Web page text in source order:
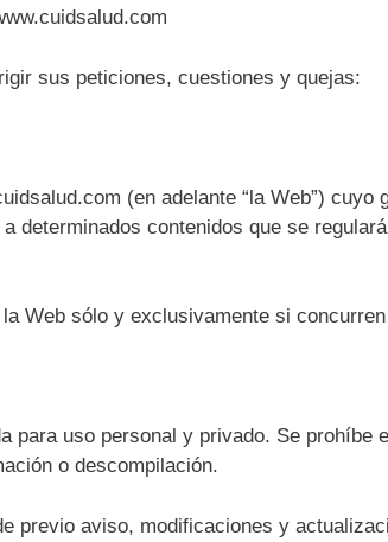
sus peticiones, cuestiones y quejas:
(en adelante “la Web”) cuyo
determinados contenidos que se
Web sólo y exclusivamente si
uso personal y privado. Se prohíbe
o descompilación.
previo aviso, modificaciones y